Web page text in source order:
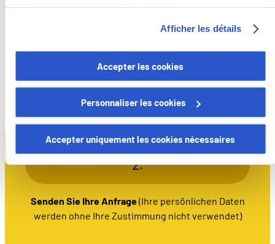
Vous avez la possibilité de retirer votre consentement à
tout moment en cliquant sur le lien "gestion des cookies"
Certains de ces cookies sont strictement nécessaires au
bon fonctionnement du site. Notez que si vous désactivez
des cookies utilisés ici, il se peut que certaines
fonctionnalités ou parties de ce site Web ne soient plus
normalement accessibles. D'autres sont utilisés pour :
Améliorer votre expérience utilisateur, en
personnalisant vos fonctionnalités et en se souvenant de
Afficher les détails
Accepter les cookies
Personnaliser les cookies
Accepter uniquement les cookies nécessaires
Gehen Sie zumKfz-Versicherungsrechner
geben Sie Ihre Daten ein
2.
Senden Sie Ihre Anfrage(Ihre persönlichen Daten
werden ohne Ihre Zustimmung nicht verwendet)